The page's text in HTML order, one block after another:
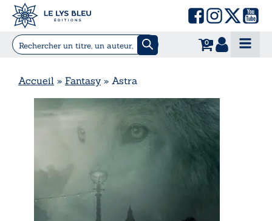
0
Accueil » Fantasy» Astra